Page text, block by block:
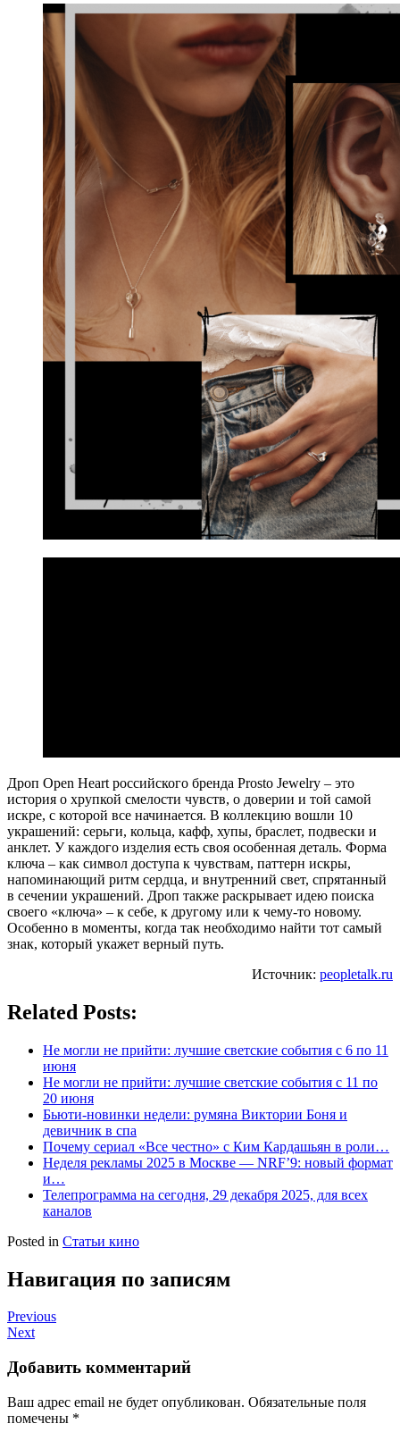
Дроп Open Heart российского бренда Prosto Jewelry – это
история о хрупкой смелости чувств, о доверии и той самой
искре, с которой все начинается. В коллекцию вошли 10
украшений: серьги, кольца, кафф, хупы, браслет, подвески и
анклет. У каждого изделия есть своя особенная деталь. Форма
ключа – как символ доступа к чувствам, паттерн искры,
напоминающий ритм сердца, и внутренний свет, спрятанный
в сечении украшений. Дроп также раскрывает идею поиска
своего «ключа» – к себе, к другому или к чему-то новому.
Особенно в моменты, когда так необходимо найти тот самый
знак, который укажет верный путь.
Источник: peopletalk.ru
Related Posts:
Не могли не прийти: лучшие светские события с 6 по 11
июня
Не могли не прийти: лучшие светские события с 11 по
20 июня
Бьюти-новинки недели: румяна Виктории Боня и
девичник в спа
Почему сериал «Все честно» с Ким Кардашьян в роли…
Неделя рекламы 2025 в Москве — NRF’9: новый формат
и…
Телепрограмма на сегодня, 29 декабря 2025, для всех
каналов
Posted in Статьи кино
Навигация по записям
Previous
Next
Добавить комментарий
Ваш адрес email не будет опубликован. Обязательные поля
помечены *